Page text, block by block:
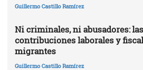
Guillermo Castillo Ramírez
Ni criminales, ni abusadores:
contribuciones laborales y
migrantes
Guillermo Castillo Ramírez